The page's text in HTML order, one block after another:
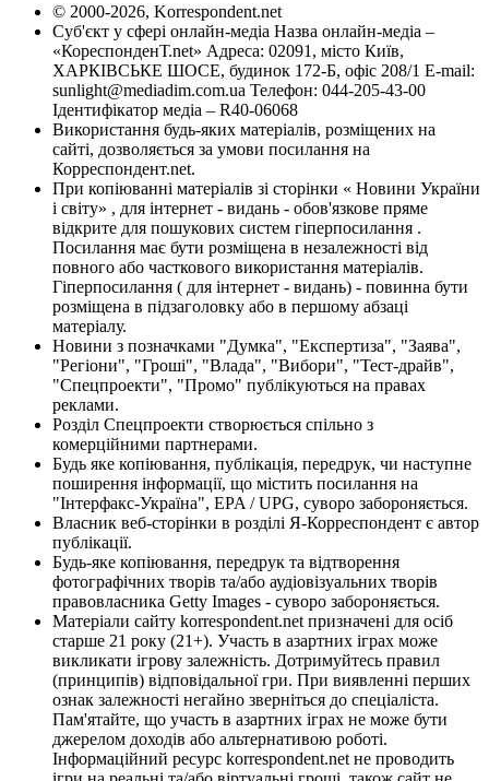
© 2000-2026, Korrespondent.net
Суб'єкт у сфері онлайн-медіа Назва онлайн-медіа –
«КореспонденТ.net» Адреса: 02091, місто Київ,
ХАРКІВСЬКЕ ШОСЕ, будинок 172-Б, офіс 208/1 E-mail:
sunlight@mediadim.com.ua Телефон: 044-205-43-00
Ідентифікатор медіа – R40-06068
Використання будь-яких матеріалів, розміщених на
сайті, дозволяється за умови посилання на
Корреспондент.net.
При копіюванні матеріалів зі сторінки « Новини України
і світу» , для інтернет - видань - обов'язкове пряме
відкрите для пошукових систем гіперпосилання .
Посилання має бути розміщена в незалежності від
повного або часткового використання матеріалів.
Гіперпосилання ( для інтернет - видань) - повинна бути
розміщена в підзаголовку або в першому абзаці
матеріалу.
Новини з позначками "Думка", "Експертиза", "Заява",
"Регіони", "Гроші", "Влада", "Вибори", "Тест-драйв",
"Спецпроекти", "Промо" публікуються на правах
реклами.
Розділ Спецпроекти створюється спільно з
комерційними партнерами.
Будь яке копіювання, публікація, передрук, чи наступне
поширення інформації, що містить посилання на
"Інтерфакс-Україна", EPA / UPG, суворо забороняється.
Власник веб-сторінки в розділі Я-Корреспондент є автор
публікації.
Будь-яке копіювання, передрук та відтворення
фотографічних творів та/або аудіовізуальних творів
правовласника Getty Images - суворо забороняється.
Матеріали сайту korrespondent.net призначені для осіб
старше 21 року (21+). Участь в азартних іграх може
викликати ігрову залежність. Дотримуйтесь правил
(принципів) відповідальної гри. При виявленні перших
ознак залежності негайно зверніться до спеціаліста.
Пам'ятайте, що участь в азартних іграх не може бути
джерелом доходів або альтернативою роботі.
Інформаційний ресурс korrespondent.net не проводить